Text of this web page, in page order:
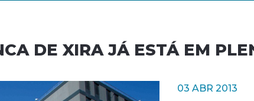
DE XIRA JÁ ESTÁ EM
03 ABR 2013